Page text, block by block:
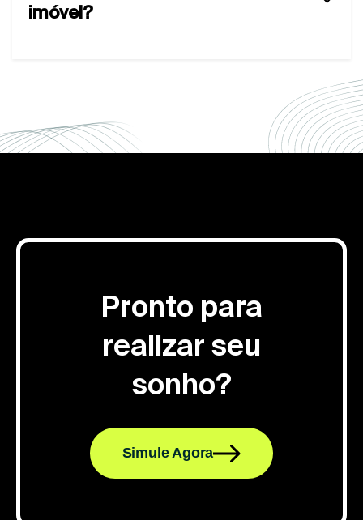
imóvel?
Pronto para
realizar seu
sonho?
Simule Agora